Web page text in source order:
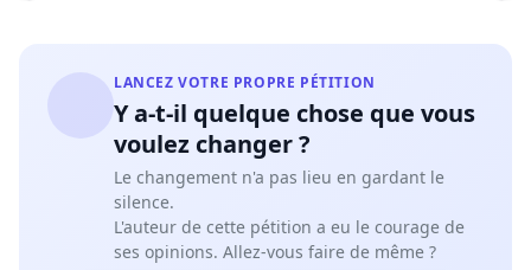
LANCEZ VOTRE PROPRE PÉTITION
Y a-t-il quelque chose que vous
voulez changer ?
Le changement n'a pas lieu en gardant le
silence.
L'auteur de cette pétition a eu le courage de
ses opinions. Allez-vous faire de même ?